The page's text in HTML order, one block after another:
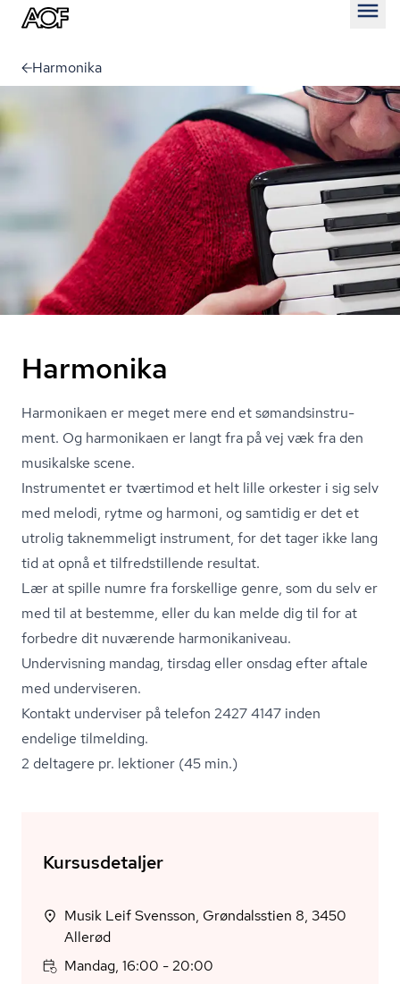
Harmonika
Harmonika
Harmonikaen er meget mere end et sø­mand­s­in­stru­
ment. Og harmonikaen er langt fra på vej væk fra den
musikalske scene.
Instrumentet er tværtimod et helt lille orkester i sig selv
med melodi, rytme og harmoni, og samtidig er det et
utrolig taknemmeligt instrument, for det tager ikke lang
tid at opnå et til­fredstil­len­de resultat.
Lær at spille numre fra forskellige genre, som du selv er
med til at bestemme, eller du kan melde dig til for at
forbedre dit nuværende har­moni­ka­ni­veau.
Undervisning mandag, tirsdag eller onsdag efter aftale
med underviseren.
Kontakt underviser på telefon 2427 4147 inden
endelige tilmelding.
2 deltagere pr. lektioner (45 min.)
Kursusdetaljer
Musik Leif Svensson, Grøndalsstien 8, 3450
Allerød
Mandag, 16:00 - 20:00